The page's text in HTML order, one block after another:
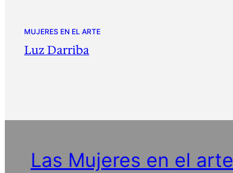
MUJERES EN EL ARTE
Luz Darriba
Las Mujeres en el arte